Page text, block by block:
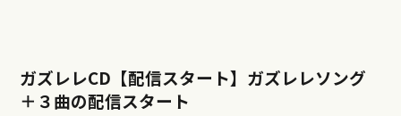
ガズレレCD【配信スタート】ガズレレソング
＋３曲の配信スタート